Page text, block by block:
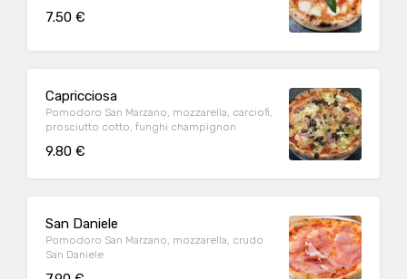
7.50 €
Capricciosa
Pomodoro San Marzano, mozzarella, carciofi,
prosciutto cotto, funghi champignon
9.80 €
San Daniele
Pomodoro San Marzano, mozzarella, crudo
San Daniele